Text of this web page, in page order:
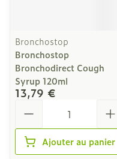
Bronchostop
Bronchostop
Bronchodirect Cough
Syrup 120ml
13,79 €
Ajouter au panier